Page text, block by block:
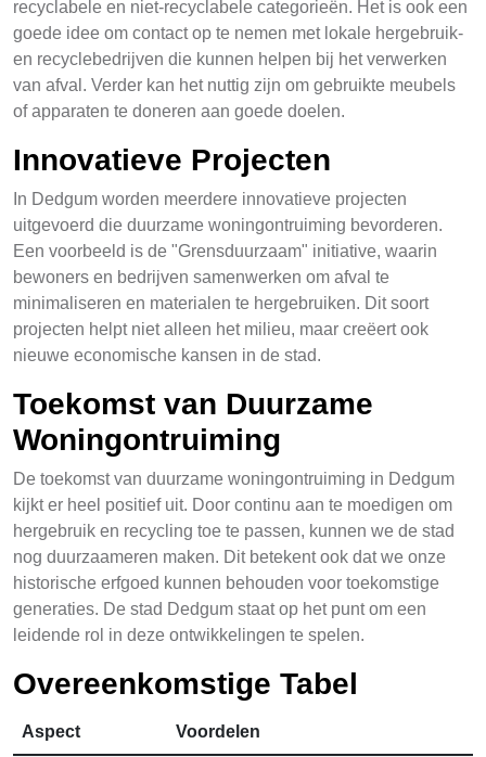
recyclabele en niet-recyclabele categorieën. Het is ook een
goede idee om contact op te nemen met lokale hergebruik-
en recyclebedrijven die kunnen helpen bij het verwerken
van afval. Verder kan het nuttig zijn om gebruikte meubels
of apparaten te doneren aan goede doelen.
Innovatieve Projecten
In Dedgum worden meerdere innovatieve projecten
uitgevoerd die duurzame woningontruiming bevorderen.
Een voorbeeld is de "Grensduurzaam" initiative, waarin
bewoners en bedrijven samenwerken om afval te
minimaliseren en materialen te hergebruiken. Dit soort
projecten helpt niet alleen het milieu, maar creëert ook
nieuwe economische kansen in de stad.
Toekomst van Duurzame
Woningontruiming
De toekomst van duurzame woningontruiming in Dedgum
kijkt er heel positief uit. Door continu aan te moedigen om
hergebruik en recycling toe te passen, kunnen we de stad
nog duurzaameren maken. Dit betekent ook dat we onze
historische erfgoed kunnen behouden voor toekomstige
generaties. De stad Dedgum staat op het punt om een
leidende rol in deze ontwikkelingen te spelen.
Overeenkomstige Tabel
Aspect Voordelen